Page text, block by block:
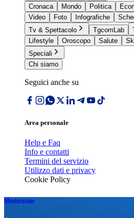
Cronaca
Mondo Politica
Video
Foto Infografiche
Tv & Spettacolo
TgcomLab
Lifestyle
Oroscopo Salute
Speciali
Chi siamo
Seguici anche su
Area personale
Help e Faq
Info e contatti
Termini del servizio
Utilizzo dati e privacy
Cookie Policy
Mastergame